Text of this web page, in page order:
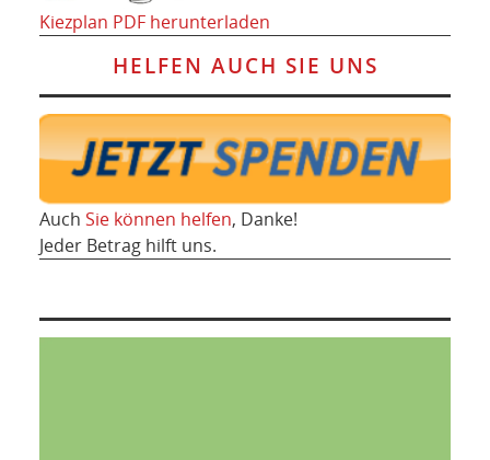
Kiezplan PDF herunterladen
HELFEN AUCH SIE UNS
Auch Sie können helfen, Danke!
Jeder Betrag hilft uns.